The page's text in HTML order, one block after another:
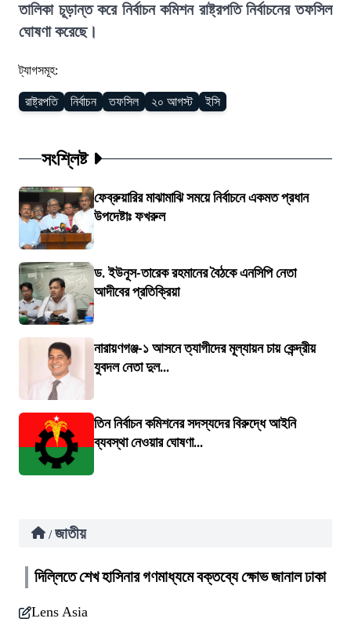
তালিকা চূড়ান্ত করে নির্বাচন কমিশন রাষ্ট্রপতি নির্বাচনের তফসিল
ঘোষণা করেছে।
ট্যাগসমূহ:
রাষ্ট্রপতি নির্বাচন তফসিল ২০ আগস্ট ইসি
সংশ্লিষ্ট
ফেব্রুয়ারির মাঝামাঝি সময়ে নির্বাচনে একমত প্রধান
উপদেষ্টাঃ ফখরুল
ড. ইউনূস-তারেক রহমানের বৈঠকে এনসিপি নেতা
আদীবের প্রতিক্রিয়া
নারায়ণগঞ্জ-১ আসনে ত্যাগীদের মূল্যায়ন চায় কেন্দ্রীয়
যুবদল নেতা দুল...
তিন নির্বাচন কমিশনের সদস্যদের বিরুদ্ধে আইনি
ব্যবস্থা নেওয়ার ঘোষণা...
/ জাতীয়
দিল্লিতে শেখ হাসিনার গণমাধ্যমে বক্তব্যে ক্ষোভ জানাল ঢাকা
Lens Asia